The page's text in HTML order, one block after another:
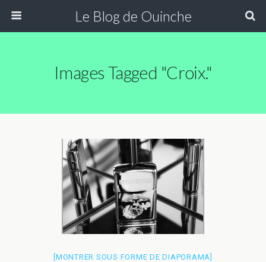
Le Blog de Ouinche
Images Tagged "croix."
[MONTRER SOUS FORME DE DIAPORAMA]